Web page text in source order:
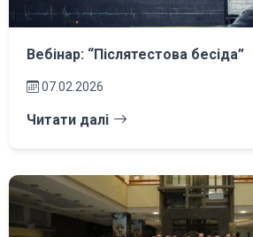
Вебінар: “Післятестова бесіда”
07.02.2026
Читати далі